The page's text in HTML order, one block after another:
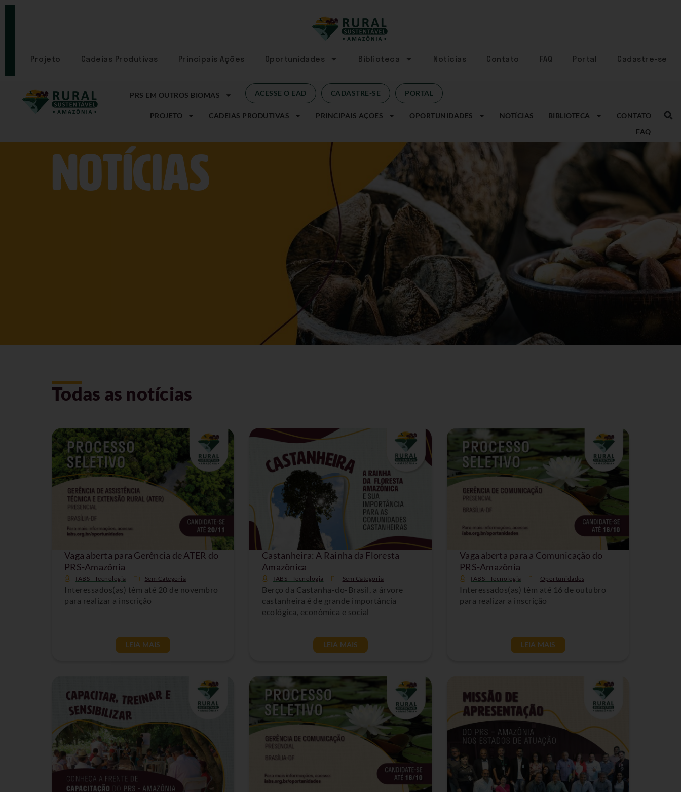
SE
Projeto Cadeias Produtivas Principais Ações Oportunidades Biblioteca Notícias Contato FAQ Portal Cadastre-se
PRS EM OUTROS BIOMAS ACESSE O EAD CADASTRE-SE PORTAL
PROJETO CADEIAS PRODUTIVAS PRINCIPAIS AÇÕES OPORTUNIDADES NOTÍCIAS BIBLIOTECA
CONTATO
FAQ
NOtícias
Todas as notícias
Vaga aberta para Gerência de ATER do
PRS-Amazônia
IABS - Tecnologia Sem Categoria
Interessados(as) têm até 20 de novembro
para realizar a inscrição
LEIA MAIS
Castanheira: A Rainha da Floresta
Amazônica
IABS - Tecnologia Sem Categoria
Berço da Castanha-do-Brasil, a árvore
castanheira é de grande importância
ecológica, econômica e social
LEIA MAIS
Vaga aberta para a Comunicação do
PRS-Amazônia
IABS - Tecnologia Oportunidades
Interessados(as) têm até 16 de outubro
para realizar a inscrição
LEIA MAIS